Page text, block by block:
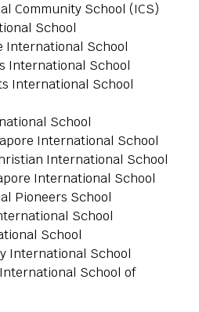
Community School (ICS)
School
International School
International School
International School
School
International School
International School
International School
Pioneers School
School
School
International School
School of